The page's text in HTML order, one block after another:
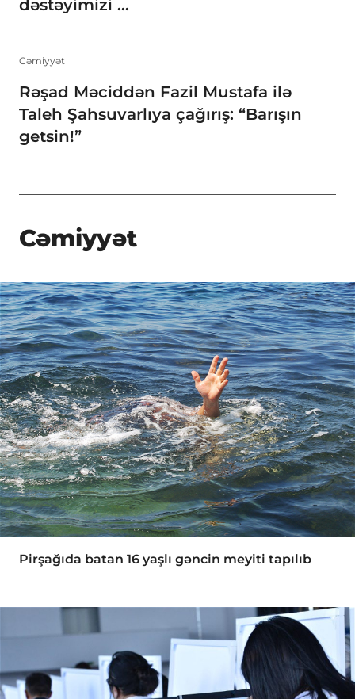
dəstəyimizi ...
Cəmiyyət
Rəşad Məciddən Fazil Mustafa ilə
Taleh Şahsuvarlıya çağırış: “Barışın
getsin!”
Cəmiyyət
Pirşağıda batan 16 yaşlı gəncin meyiti tapılıb